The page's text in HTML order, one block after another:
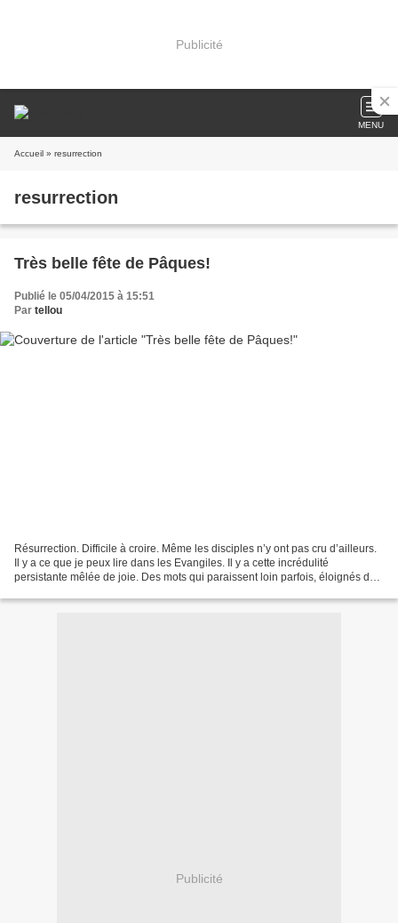
Publicité
MENU
Accueil » resurrection
resurrection
Très belle fête de Pâques!
Publié le 05/04/2015 à 15:51
Par tellou
Résurrection. Difficile à croire. Même les disciples n’y ont pas cru d’ailleurs.
Il y a ce que je peux lire dans les Evangiles. Il y a cette incrédulité
persistante mêlée de joie. Des mots qui paraissent loin parfois, éloignés de
Publicité